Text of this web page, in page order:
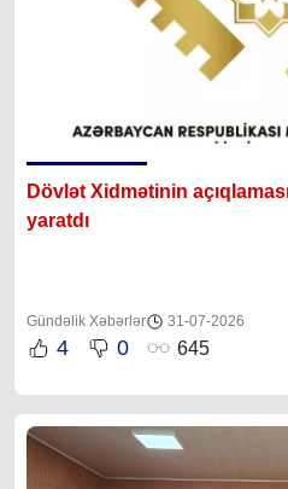
Dövlət Xidmətinin
yaratdı
Gündəlik Xəbərlər 31-07-2026
4 0 645